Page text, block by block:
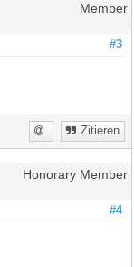
Member
#3
Zitieren
Honorary Member
#4